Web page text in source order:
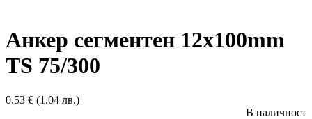
Анкер сегментен 12x100mm
TS 75/300
0.53 € (1.04 лв.)
В наличност